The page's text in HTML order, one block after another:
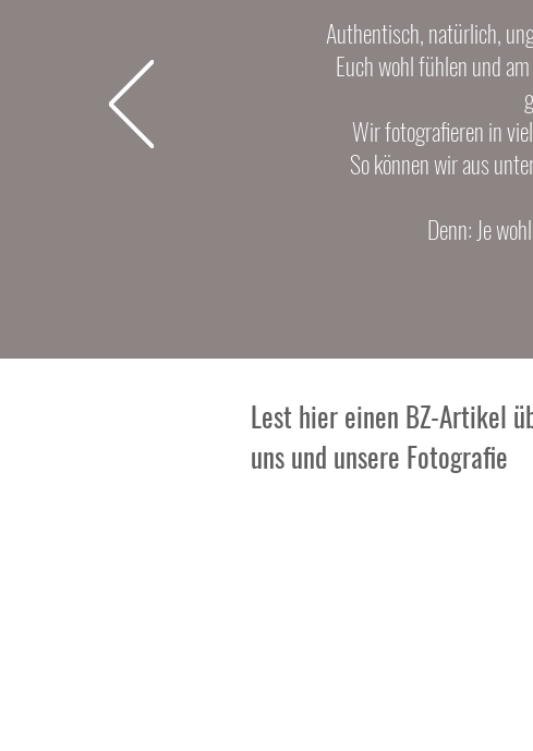
Authentisch, natürlich,
Euch wohl fühlen und
Wir fotografieren in
So können wir aus
Denn: Je
Lest hier einen BZ-Artikel
uns und unsere Fotografie